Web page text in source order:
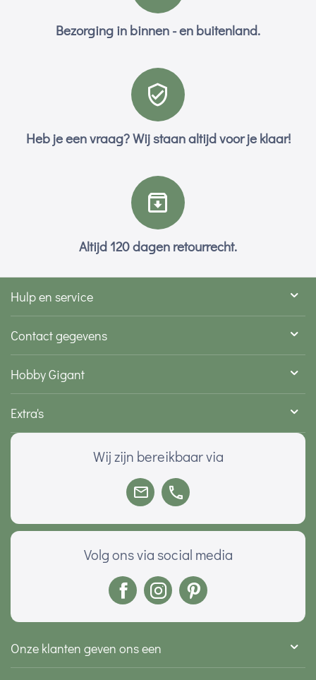
Bezorging in binnen - en buitenland.
Heb je een vraag? Wij staan altijd voor je klaar!
Altijd 120 dagen retourrecht.
Hulp en service
Contact gegevens
Hobby Gigant
Extra's
Wij zijn bereikbaar via
Volg ons via social media
Onze klanten geven ons een